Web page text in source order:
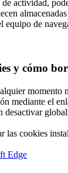
actividad,
equipo de
y cómo
mediante el
las cookies
Edge